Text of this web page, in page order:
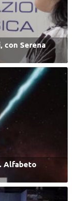
con Serena
Alfabeto